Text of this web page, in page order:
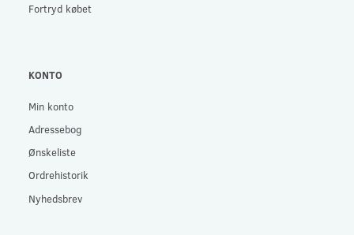
Fortryd købet
KONTO
Min konto
Adressebog
Ønskeliste
Ordrehistorik
Nyhedsbrev